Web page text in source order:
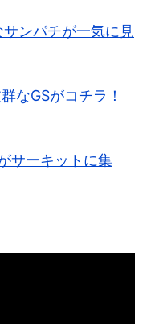
サンパチが一気に見
なGSがコチラ！
サーキットに集